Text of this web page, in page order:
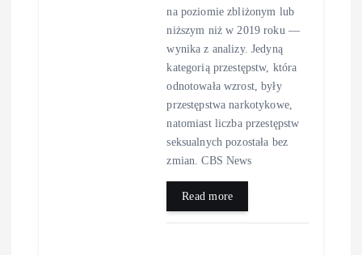
na poziomie zbliżonym lub
niższym niż w 2019 roku —
wynika z analizy. Jedyną
kategorią przestępstw, która
odnotowała wzrost, były
przestępstwa narkotykowe,
natomiast liczba przestępstw
seksualnych pozostała bez
zmian. CBS News
Read more